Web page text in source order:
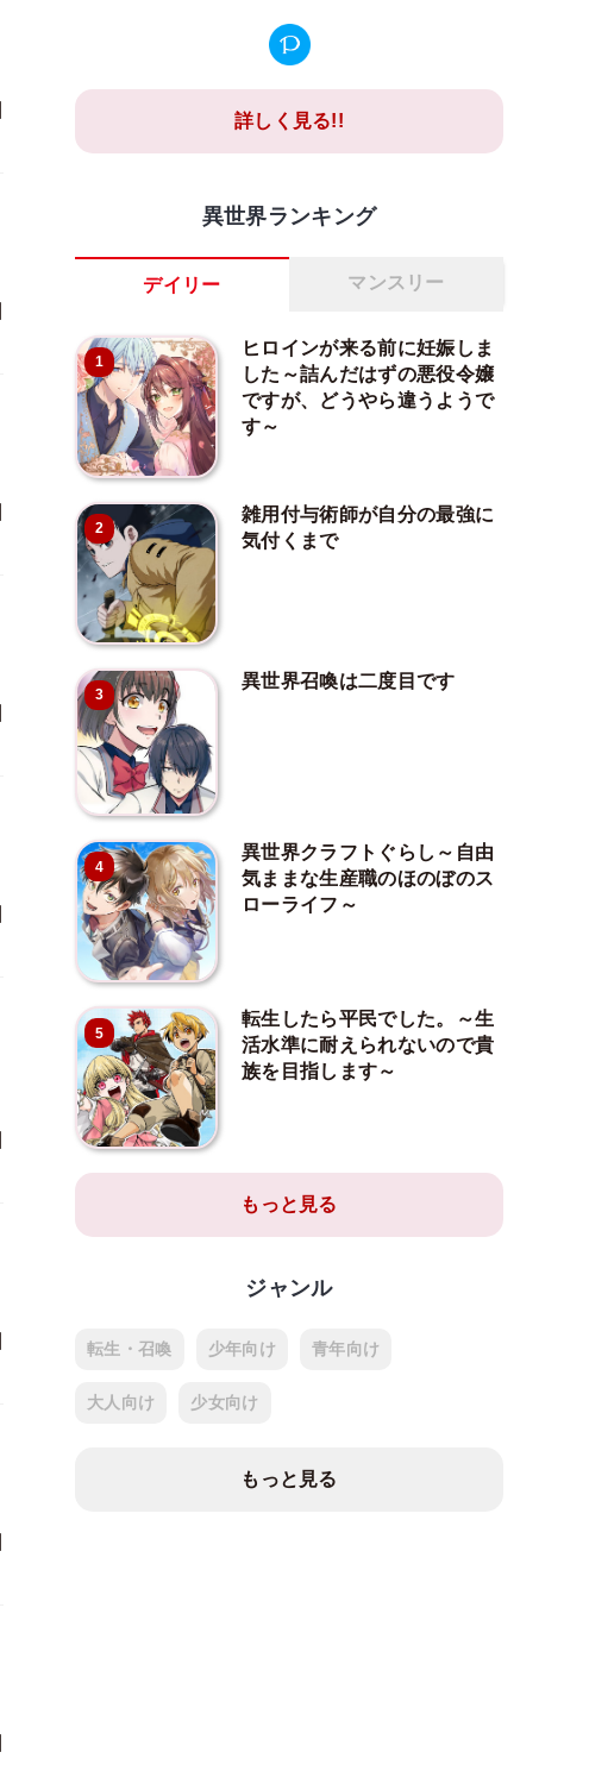
詳しく見る!!
異世界ランキング
デイリー マンスリー
1
ヒロインが来る前に妊娠しま
した～詰んだはずの悪役令嬢
ですが、どうやら違うようで
す～
2
雑用付与術師が自分の最強に
気付くまで
3
異世界召喚は二度目です
4
異世界クラフトぐらし～自由
気ままな生産職のほのぼのス
ローライフ～
5
転生したら平民でした。～生
活水準に耐えられないので貴
族を目指します～
もっと見る
ジャンル
転生・召喚 少年向け 青年向け
大人向け 少女向け
もっと見る